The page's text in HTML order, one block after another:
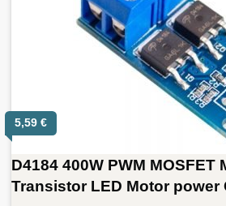
5,59 €
D4184 400W PWM MOSFET
Transistor LED Motor